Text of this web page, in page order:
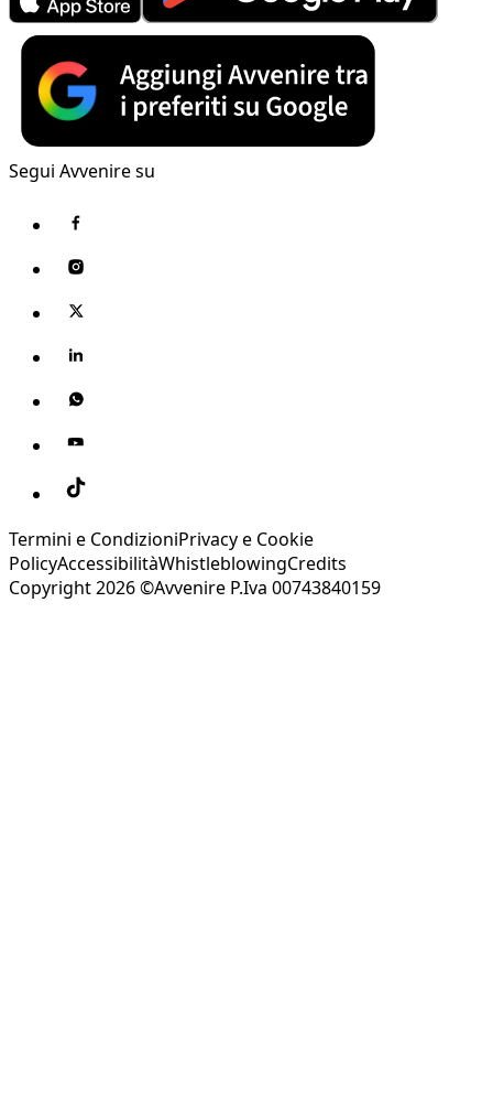
Segui Avvenire su
Termini e CondizioniPrivacy e Cookie
PolicyAccessibilitàWhistleblowingCredits
Copyright 2026 ©Avvenire P.Iva 00743840159